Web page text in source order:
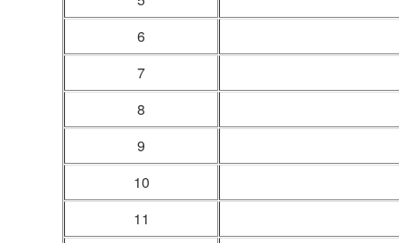
6
7
8
9
10
11